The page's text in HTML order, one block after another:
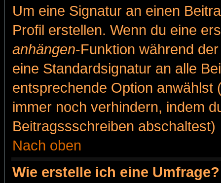
Um eine Signatur an einen
Profil erstellen. Wenn du eine
anhängen-Funktion während
eine Standardsignatur an alle
entsprechende Option anwählst
immer noch verhindern, indem
Beitragssschreiben abschaltest)
Nach oben
Wie erstelle ich eine Umfrage?